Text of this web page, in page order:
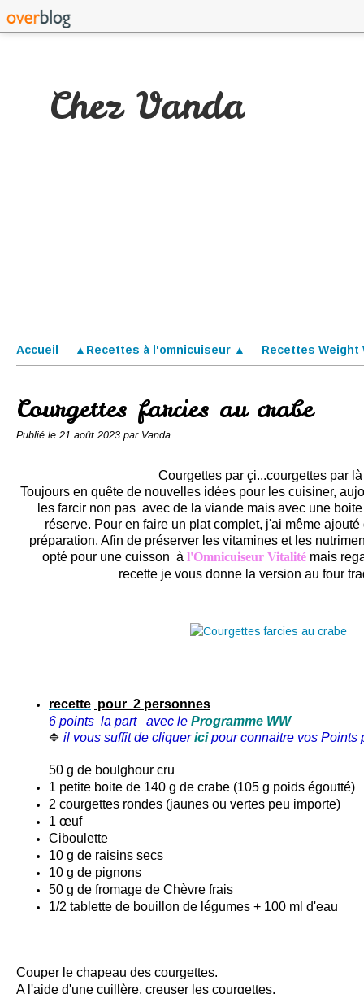
Chez Vanda
Accueil ▲Recettes à l'omnicuiseur ▲ Recettes Weight
Courgettes farcies au crabe
Publié le 21 août 2023 par Vanda
Courgettes par çi...courgettes par
Toujours en quête de nouvelles idées pour les cuisiner,
les farcir non pas avec de la viande mais avec une
réserve. Pour en faire un plat complet, j'ai même
préparation. Afin de préserver les vitamines et les
opté pour une cuisson à l'Omnicuiseur Vitalité mais
recette je vous donne la version au four
recette pour 2 personnes
6 points la part avec le Programme WW
🔷 il vous suffit de cliquer icipour connaitre vos Points
50 g de boulghour cru
1 petite boite de 140 g de crabe (105 g poids égoutté)
2 courgettes rondes (jaunes ou vertes peu importe)
1 œuf
Ciboulette
10 g de raisins secs
10 g de pignons
50 g de fromage de Chèvre frais
1/2 tablette de bouillon de légumes + 100 ml d'eau
Couper le chapeau des courgettes.
A l'aide d'une cuillère, creuser les courgettes.